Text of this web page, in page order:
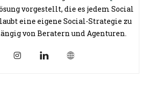
vorgestellt, die es jedem Social
eine eigene Social-Strategie zu
von Beratern und Agenturen.